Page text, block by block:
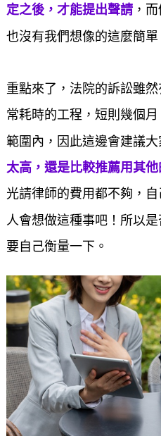
定之後，才能提出聲請，而
也沒有我們想像的這麼簡單
重點來了，法院的訴訟雖
常耗時的工程，短則幾個
範圍內，因此這邊會建議大
太高，還是比較推薦用其
光請律師的費用都不夠，
人會想做這種事吧！所以
要自己衡量一下。